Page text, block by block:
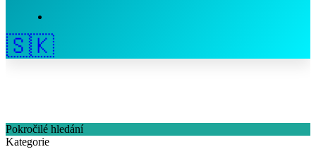
🇸🇰
Pokročilé hledání
Kategorie